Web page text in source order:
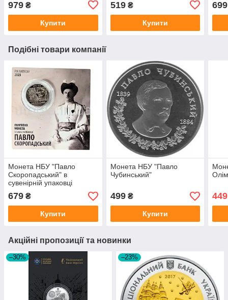
господарства імені О. М.
Бекетова"
979 ₴
Купити
519₴
Купити
699
Подібні товари компанії
Монета НБУ "Павло
Скоропадський" в
сувенірній упаковці
приватного випуску
679 ₴
Купити
Монета НБУ "Павло
Чубинський"
499₴
Купити
449
Акційні пропозиції та новинки
–30% –23%